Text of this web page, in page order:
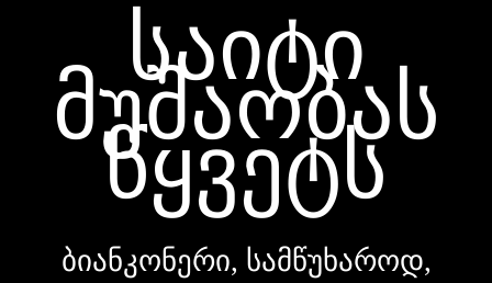
საიტი
მუშაობას
წყვეტს
ბიანკონერი, სამწუხაროდ,